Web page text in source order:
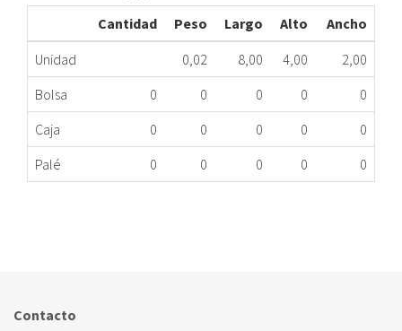
Cantidad Peso Largo Alto
Ancho
Unidad
0,02 8,00 4,00
2,00
Bolsa
0 0 0 0
0
Caja
0 0 0 0
0
Palé
0 0 0 0 0
INDESIT
Contacto